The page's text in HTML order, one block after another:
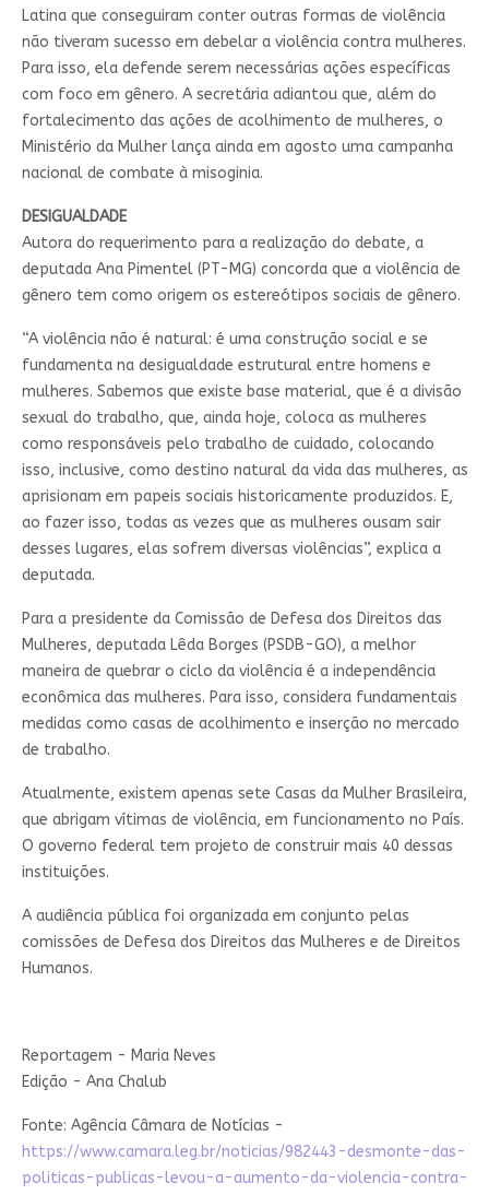
Latina que conseguiram conter outras formas de violência
não tiveram sucesso em debelar a violência contra mulheres.
Para isso, ela defende serem necessárias ações específicas
com foco em gênero. A secretária adiantou que, além do
fortalecimento das ações de acolhimento de mulheres, o
Ministério da Mulher lança ainda em agosto uma campanha
nacional de combate à misoginia.
DESIGUALDADE
Autora do requerimento para a realização do debate, a
deputada Ana Pimentel (PT-MG) concorda que a violência de
gênero tem como origem os estereótipos sociais de gênero.
“A violência não é natural: é uma construção social e se
fundamenta na desigualdade estrutural entre homens e
mulheres. Sabemos que existe base material, que é a divisão
sexual do trabalho, que, ainda hoje, coloca as mulheres
como responsáveis pelo trabalho de cuidado, colocando
isso, inclusive, como destino natural da vida das mulheres, as
aprisionam em papeis sociais historicamente produzidos. E,
ao fazer isso, todas as vezes que as mulheres ousam sair
desses lugares, elas sofrem diversas violências”, explica a
deputada.
Para a presidente da Comissão de Defesa dos Direitos das
Mulheres, deputada Lêda Borges (PSDB-GO), a melhor
maneira de quebrar o ciclo da violência é a independência
econômica das mulheres. Para isso, considera fundamentais
medidas como casas de acolhimento e inserção no mercado
de trabalho.
Atualmente, existem apenas sete Casas da Mulher Brasileira,
que abrigam vítimas de violência, em funcionamento no País.
O governo federal tem projeto de construir mais 40 dessas
instituições.
A audiência pública foi organizada em conjunto pelas
comissões de Defesa dos Direitos das Mulheres e de Direitos
Humanos.
Reportagem - Maria Neves
Edição - Ana Chalub
Fonte: Agência Câmara de Notícias -
https://www.camara.leg.br/noticias/982443-desmonte-das-
politicas-publicas-levou-a-aumento-da-violencia-contra-